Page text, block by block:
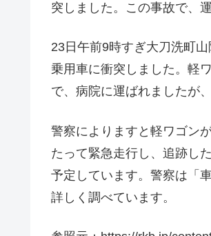
突しました。この事故で、
23日午前9時すぎ大刀洗町
乗用車に衝突しました。軽
で、病院に運ばれましたが
警察によりますと軽ワゴン
たって緊急走行し、追跡し
予定しています。警察は「
詳しく調べています。